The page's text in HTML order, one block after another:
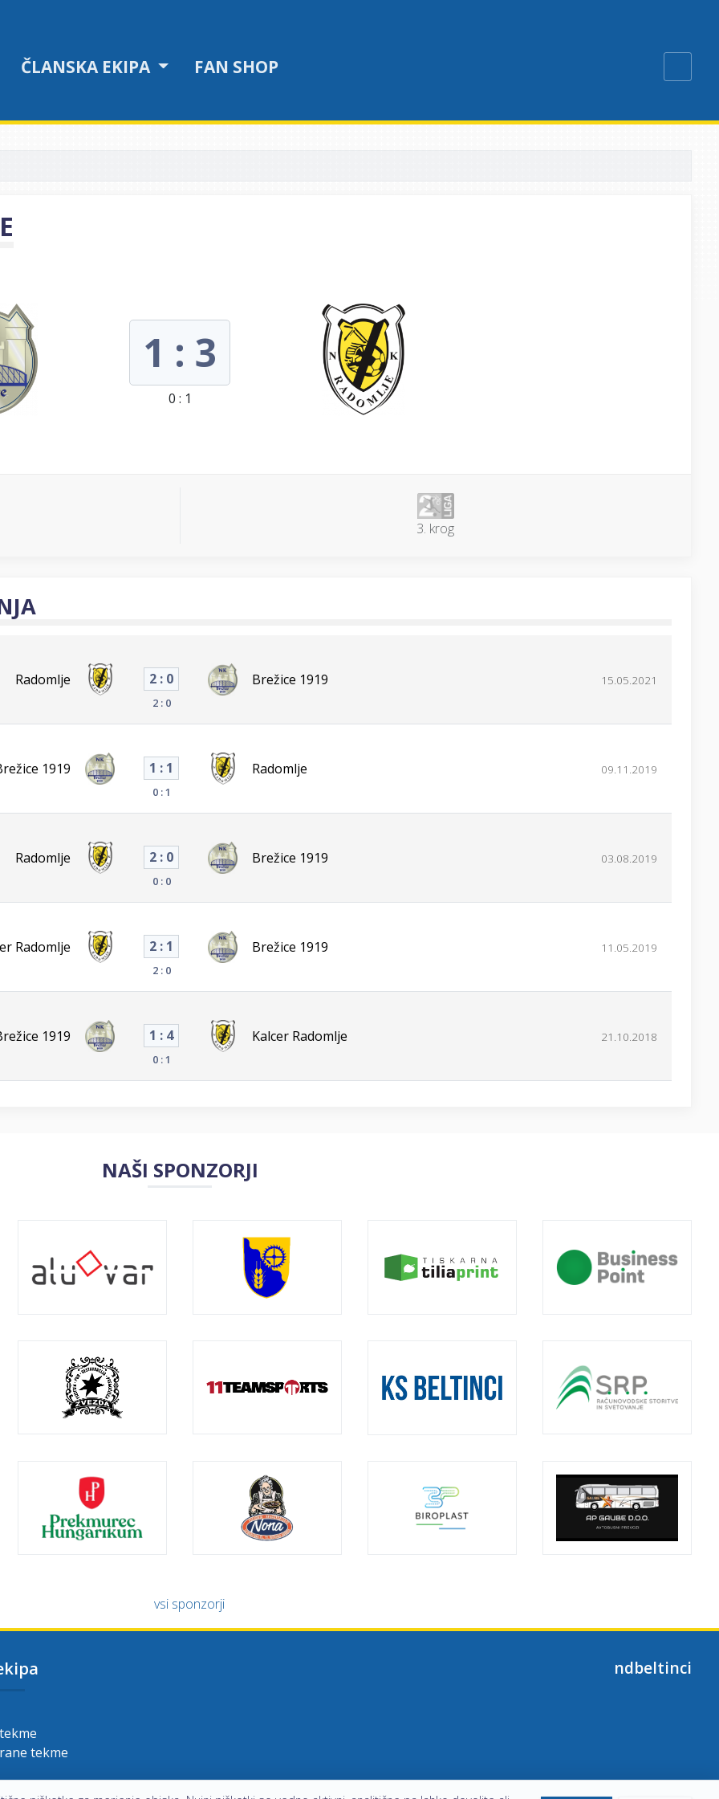
ČLANSKA EKIPA FAN SHOP
1 : 3
0 : 1
3. krog
Radomlje 2 : 0
2 : 0
Brežice 1919 15.05.2021
1919 1 : 1
0 : 1
Radomlje 09.11.2019
Radomlje 2 : 0
0 : 0
Brežice 1919 03.08.2019
Radomlje 2 : 1
2 : 0
Brežice 1919 11.05.2019
1919 1 : 4
0 : 1
Kalcer Radomlje 21.10.2018
NAŠI SPONZORJI
vsi sponzorji
tekme
ndbeltinci